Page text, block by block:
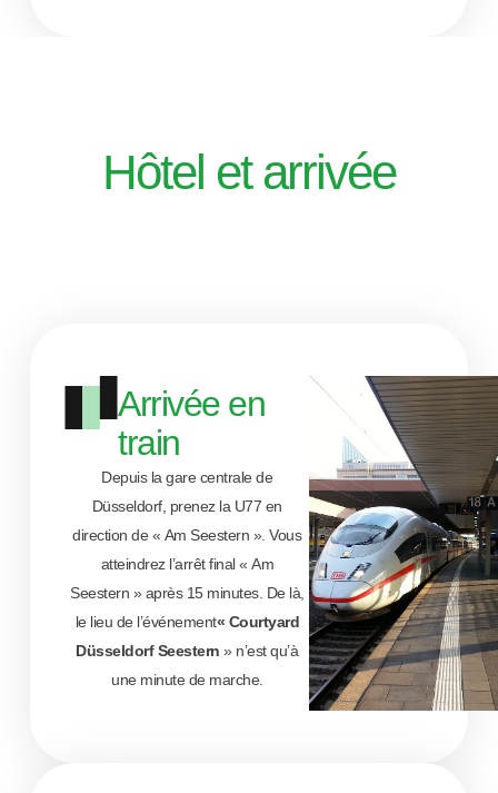
Hôtel et arrivée
Arrivée en
train
Depuis la gare centrale de
Düsseldorf, prenez la U77 en
direction de « Am Seestern ». Vous
atteindrez l’arrêt final « Am
Seestern » après 15 minutes. De là,
le lieu de l’événement« Courtyard
Düsseldorf Seestern » n’est qu’à
une minute de marche.